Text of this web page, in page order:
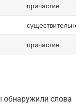
причастие
существительное
причастие
обнаружили слова